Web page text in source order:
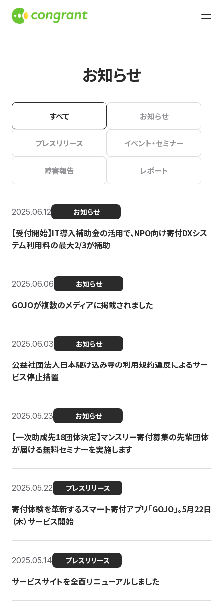
お知らせ
すべて お知らせ
プレスリリース イベント・セミナー
障害報告 レポート
2025.06.12 お知らせ
【受付開始】IT導入補助金の活用で、NPO向け寄付DXシス
テム利用料の最大2/3が補助
2025.06.06 お知らせ
GOJOが複数のメディアに掲載されました
2025.06.03 お知らせ
公益社団法人日本駆け込み寺の利用規約違反によるサー
ビス停止措置
2025.05.23 お知らせ
【一次助成先18団体決定】マンスリー寄付募集の先輩団体
が届ける無料セミナーを実施します
2025.05.22 プレスリリース
寄付体験を革新するスマート寄付アプリ「GOJO」。5月22日
（木）サービス開始
2025.05.14 プレスリリース
サービスサイトを全面リニューアルしました